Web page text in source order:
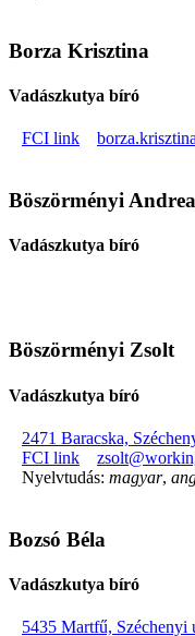
Borza Krisztina
Vadászkutya bíró
FCI link
Böszörményi Andrea
Vadászkutya bíró
Böszörményi Zsolt
Vadászkutya bíró
2471 Baracska,
FCI link
Nyelvtudás: magyar,
Bozsó Béla
Vadászkutya bíró
5435 Martfű, Széchenyi